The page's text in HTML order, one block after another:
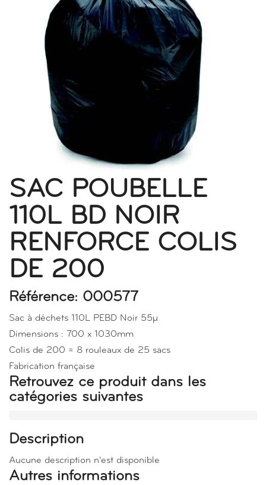
SAC POUBELLE
110L BD NOIR
RENFORCE COLIS
DE 200
Référence: 000577
Sac à déchets 110L PEBD Noir 55µ
Dimensions : 700 x 1030mm
Colis de 200 = 8 rouleaux de 25 sacs
Fabrication française
Retrouvez ce produit dans les
catégories suivantes
Description
Aucune description n'est disponible
Autres informations